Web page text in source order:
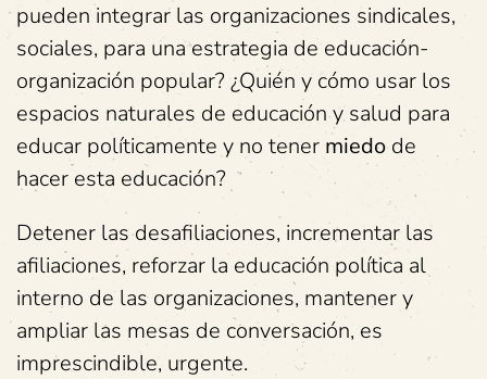
pueden integrar las organizaciones sindicales,
sociales, para una estrategia de educación-
organización popular? ¿Quién y cómo usar los
espacios naturales de educación y salud para
educar políticamente y no tener miedo de
hacer esta educación?
Detener las desafiliaciones, incrementar las
afiliaciones, reforzar la educación política al
interno de las organizaciones, mantener y
ampliar las mesas de conversación, es
imprescindible, urgente.